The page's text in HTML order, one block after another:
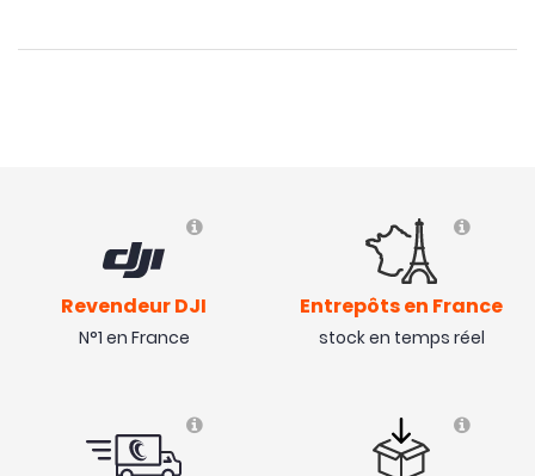
Revendeur DJI
N°1 en France
Entrepôts en France
stock en temps réel